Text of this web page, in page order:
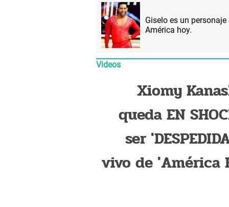
Giselo es un
América hoy.
Videos
Xiomy
queda EN
ser
vivo de 'América